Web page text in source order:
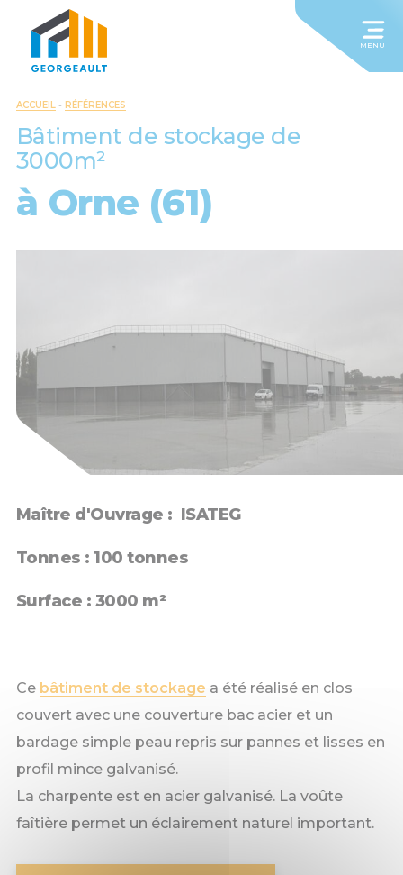
MENU
ACCUEIL- RÉFÉRENCES
Bâtiment de stockage de
3000m²
à Orne (61)
Maître d'Ouvrage : ISATEG
Tonnes : 100 tonnes
Surface : 3000 m²
Ce bâtiment de stockage a été réalisé en clos
couvert avec une couverture bac acier et un
bardage simple peau repris sur pannes et lisses en
profil mince galvanisé.
La charpente est en acier galvanisé. La voûte
faîtière permet un éclairement naturel important.